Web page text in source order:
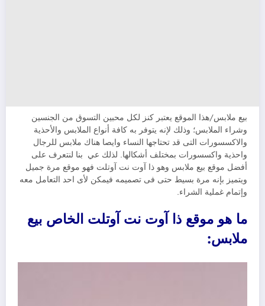
بيع ملابس/هذا الموقع يعتبر كنز لكل محبين التسوق من الجنسين
وشراء الملابس؛ وذلك لإنه يتوفر به كافة أنواع الملابس والأحذية
والاكسسورات التى قد تحتاجها النساء وايصا هناك ملابس للرجال
واحذية واكسسورات بمختلف أشكالها. لذلك عي بنا لنتعرف على
أفضل موقع بيع ملابس وهو ذا آوت نت آوتلت فهو موقع مرة جميل
ويتميز بإنه مرة بسيط حتى فى تصميمه فيمكن لأى احد التعامل معه
وإتمام غملية الشراء.
ما هو موقع ذا آوت نت آوتلت الخاص بيع
ملابس: